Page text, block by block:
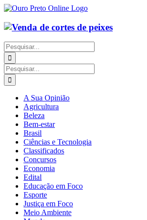
Ir
o
conteúdo
Buscar
resultados
para:
Buscar
resultados
para:
A Sua Opinião
Agricultura
Beleza
Bem-estar
Brasil
Ciências e Tecnologia
Classificados
Concursos
Economia
Edital
Educação em Foco
Esporte
Justiça em Foco
Meio Ambiente